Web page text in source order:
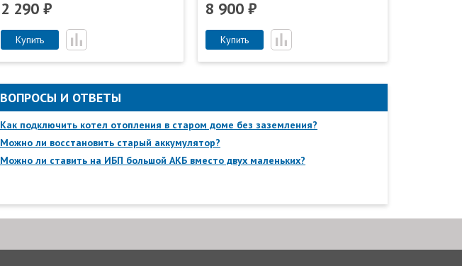
2 290 ₽
Купить
8 900 ₽
Купить
ВОПРОСЫ И ОТВЕТЫ
Как подключить котел отопления в старом доме без заземления?
Можно ли восстановить старый аккумулятор?
Можно ли ставить на ИБП большой АКБ вместо двух маленьких?